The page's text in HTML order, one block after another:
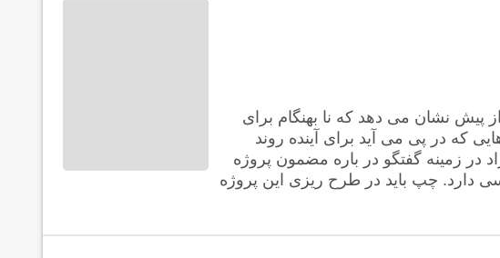
از پیش نشان می دهد که نا بهنگام برای
که در پی می آید برای آینده روند
در زمینه گفتگو در باره مضمون پروژه
دارد. چپ باید در طرح ریزی این پروژه